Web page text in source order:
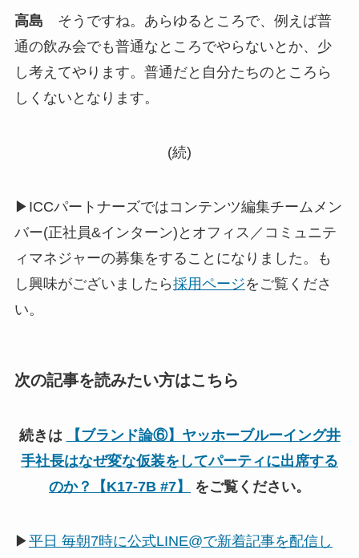
高島 そうですね。あらゆるところで、例えば普
通の飲み会でも普通なところでやらないとか、少
し考えてやります。普通だと自分たちのところら
しくないとなります。
(続)
▶ICCパートナーズではコンテンツ編集チームメン
バー(正社員&インターン)とオフィス／コミュニテ
ィマネジャーの募集をすることになりました。も
し興味がございましたら採用ページをご覧くださ
い。
次の記事を読みたい方はこちら
続きは
【ブランド論⑥】ヤッホーブルーイング井
手社長はなぜ変な仮装をしてパーティに出席する
のか？【K17-7B #7】
をご覧ください。
▶平日 毎朝7時に公式LINE@で新着記事を配信し